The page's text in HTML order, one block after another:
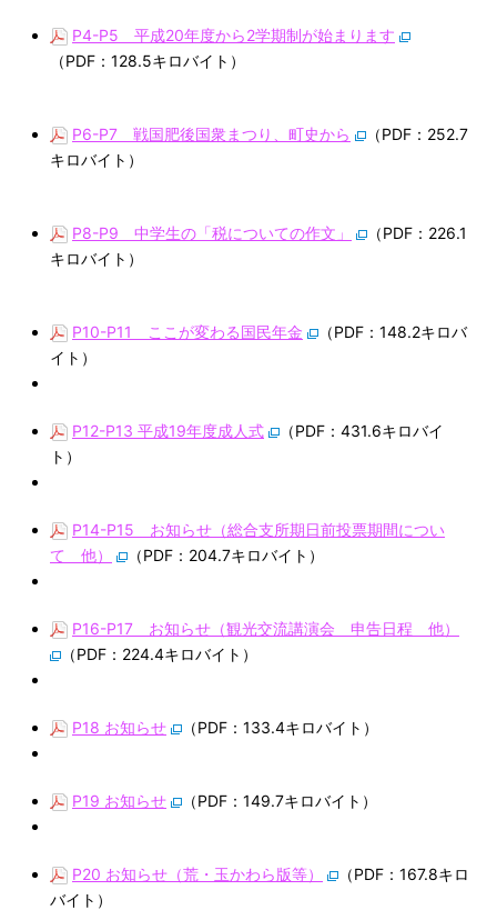
P4-P5 平成20年度から2学期制が始まります
（PDF：128.5キロバイト）
P6-P7 戦国肥後国衆まつり、町史から
（PDF：252.7
キロバイト）
P8-P9 中学生の「税についての作文」
（PDF：226.1
キロバイト）
P10-P11 ここが変わる国民年金
（PDF：148.2キロバ
イト）
P12-P13 平成19年度成人式
（PDF：431.6キロバイ
ト）
P14-P15 お知らせ（総合支所期日前投票期間につい
て 他）
（PDF：204.7キロバイト）
P16-P17 お知らせ（観光交流講演会 申告日程 他）
（PDF：224.4キロバイト）
P18 お知らせ （PDF：133.4キロバイト）
P19 お知らせ （PDF：149.7キロバイト）
P20 お知らせ（荒・玉かわら版等）
（PDF：167.8キロ
バイト）